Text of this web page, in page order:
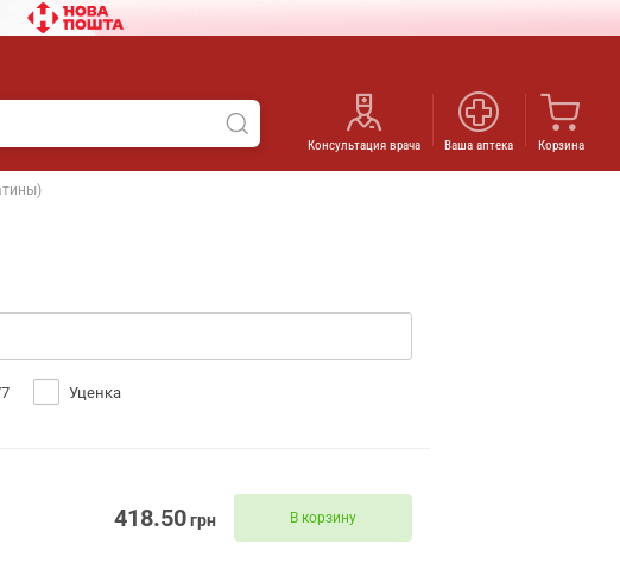
Консультация врача Ваша аптека Корзина
Уценка
418.50грн В корзину